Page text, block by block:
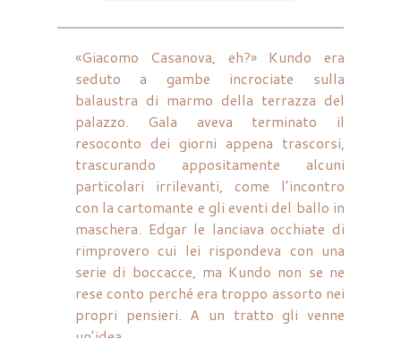
«Giacomo Casanova, eh?» Kundo era
seduto a gambe incrociate sulla
balaustra di marmo della terrazza del
palazzo. Gala aveva terminato il
resoconto dei giorni appena trascorsi,
trascurando appositamente alcuni
particolari irrilevanti, come l’incontro
con la cartomante e gli eventi del ballo in
maschera. Edgar le lanciava occhiate di
rimprovero cui lei rispondeva con una
serie di boccacce, ma Kundo non se ne
rese conto perché era troppo assorto nei
propri pensieri. A un tratto gli venne